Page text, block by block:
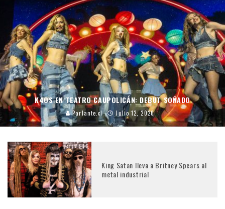
K4OS EN TEATRO CAUPOLICÁN: DEBUT SOÑADO
Parlante.cl Julio 12, 2026
King Satan lleva a Britney Spears al
metal industrial